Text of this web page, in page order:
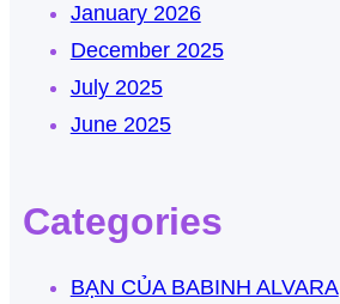
January 2026
December 2025
July 2025
June 2025
Categories
BẠN CỦA BABINH ALVARA